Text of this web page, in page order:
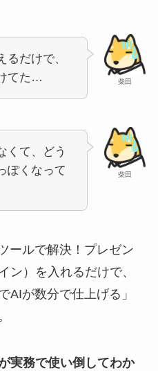
柴田
るだけで、
てた…
柴田
くて、どう
ぽくなって
ールで解決！プレゼン
ン）を入れるだけで、
AIが数分で仕上げる」
実務で使い倒してわか